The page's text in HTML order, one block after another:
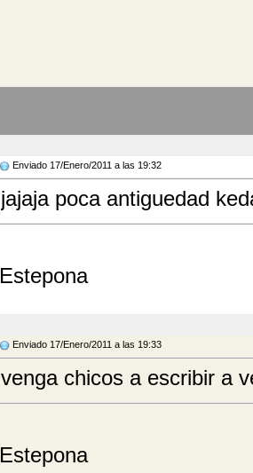
Enviado 17/Enero/2011 a las 19:32
jajaja poca antiguedad
Estepona
Enviado 17/Enero/2011 a las 19:33
venga chicos a escribir a
Estepona